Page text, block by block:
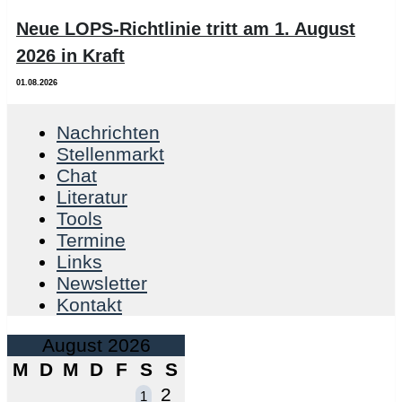
Neue LOPS-Richtlinie tritt am 1. August
2026 in Kraft
01.08.2026
Nachrichten
Stellenmarkt
Chat
Literatur
Tools
Termine
Links
Newsletter
Kontakt
August 2026
M
D M D F S S
1 2